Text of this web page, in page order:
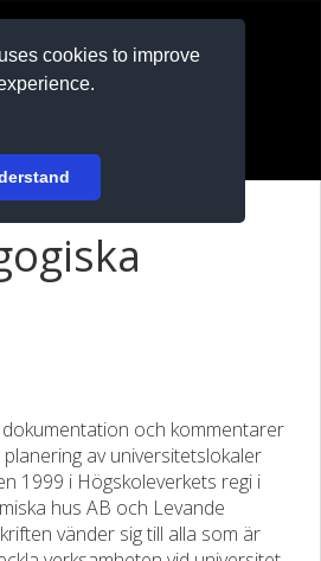
cookies to improve
och kommentarer
av universitetslokaler
1999 i Högskoleverkets regi i
hus AB och Levande
vänder sig till alla som är